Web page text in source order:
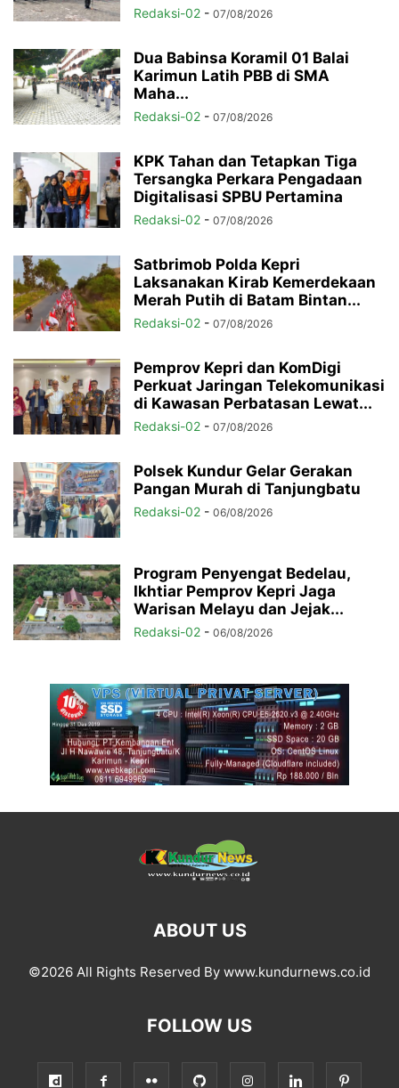
Redaksi-02 - 07/08/2026
Dua Babinsa Koramil 01 Balai
Karimun Latih PBB di SMA
Maha...
Redaksi-02 - 07/08/2026
KPK Tahan dan Tetapkan Tiga
Tersangka Perkara Pengadaan
Digitalisasi SPBU Pertamina
Redaksi-02 - 07/08/2026
Satbrimob Polda Kepri
Laksanakan Kirab Kemerdekaan
Merah Putih di Batam Bintan...
Redaksi-02 - 07/08/2026
Pemprov Kepri dan KomDigi
Perkuat Jaringan Telekomunikasi
di Kawasan Perbatasan Lewat...
Redaksi-02 - 07/08/2026
Polsek Kundur Gelar Gerakan
Pangan Murah di Tanjungbatu
Redaksi-02 - 06/08/2026
Program Penyengat Bedelau,
Ikhtiar Pemprov Kepri Jaga
Warisan Melayu dan Jejak...
Redaksi-02 - 06/08/2026
ABOUT US
©2026 All Rights Reserved By www.kundurnews.co.id
FOLLOW US